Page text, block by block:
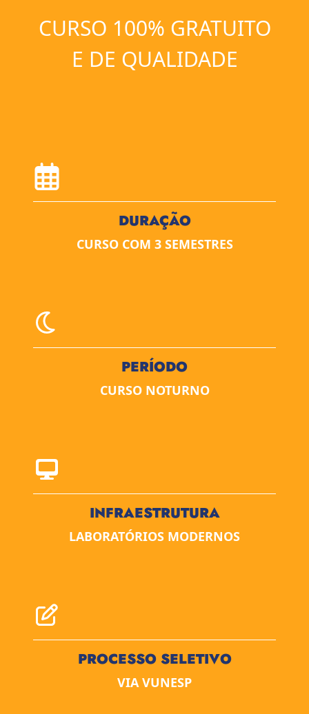
CURSO 100% GRATUITO
E DE QUALIDADE
DURAÇÃO
CURSO COM 3 SEMESTRES
PERÍODO
CURSO NOTURNO
INFRAESTRUTURA
LABORATÓRIOS MODERNOS
PROCESSO SELETIVO
VIA VUNESP